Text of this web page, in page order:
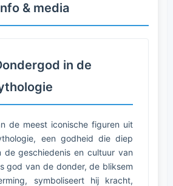
& media
in de
de meest iconische figuren uit
een godheid die diep
de geschiedenis en cultuur van
god van de donder, de bliksem
symboliseert hij kracht,